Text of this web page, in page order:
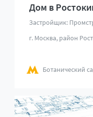
Дом в
Застройщик:
г. Москва, район
Ботанический